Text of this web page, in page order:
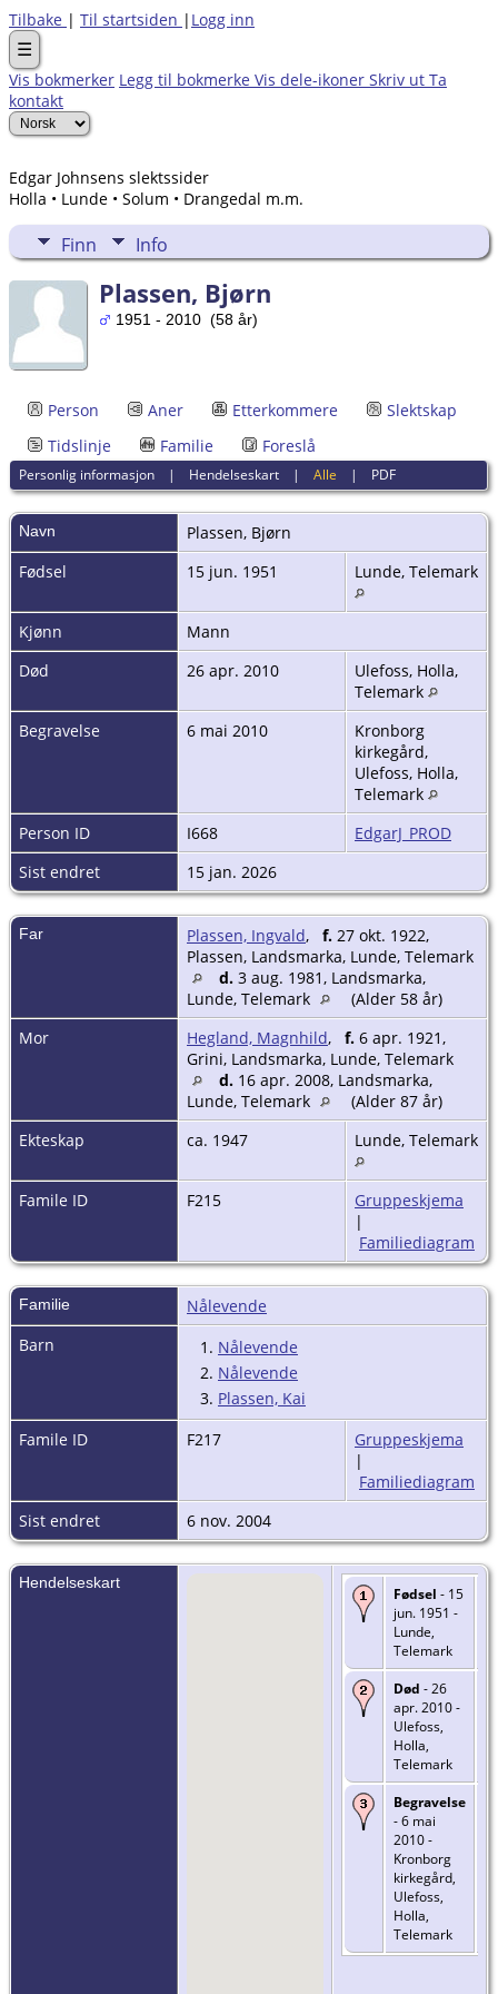
Tilbake | Til startsiden | Logg inn
☰
Vis bokmerker Legg til bokmerke Vis dele-ikoner Skriv ut Ta
kontakt
Edgar Johnsens slektssider
Holla • Lunde • Solum • Drangedal m.m.
Finn Info
Plassen, Bjørn
1951 - 2010 (58 år)
Person Aner Etterkommere
Slektskap
Tidslinje
Familie Foreslå
Personlig informasjon | Hendelseskart |Alle | PDF
Navn Plassen, Bjørn
Fødsel
15 jun. 1951 Lunde, Telemark
Kjønn
Mann
Død
26 apr. 2010
Ulefoss, Holla,
Telemark
Begravelse
6 mai 2010
Kronborg
kirkegård,
Ulefoss, Holla,
Telemark
Person ID
I668
EdgarJ_PROD
Sist endret
15 jan. 2026
Far Plassen, Ingvald, f. 27 okt. 1922,
Plassen, Landsmarka, Lunde, Telemark
d. 3 aug. 1981, Landsmarka,
Lunde, Telemark
(Alder 58 år)
Mor
Hegland, Magnhild, f. 6 apr. 1921,
Grini, Landsmarka, Lunde, Telemark
d. 16 apr. 2008, Landsmarka,
Lunde, Telemark
(Alder 87 år)
Ekteskap
ca. 1947 Lunde, Telemark
Famile ID F215
Gruppeskjema
|
Familiediagram
Familie
Nålevende
Barn
1. Nålevende
2. Nålevende
3. Plassen, Kai
Famile ID
F217
Gruppeskjema
|
Familiediagram
Sist endret
6 nov. 2004
Hendelseskart
Fødsel - 15
jun. 1951 -
Lunde,
Telemark
Død - 26
apr. 2010 -
Ulefoss,
Holla,
Telemark
Begravelse
- 6 mai
2010 -
Kronborg
kirkegård,
Ulefoss,
Holla,
Telemark